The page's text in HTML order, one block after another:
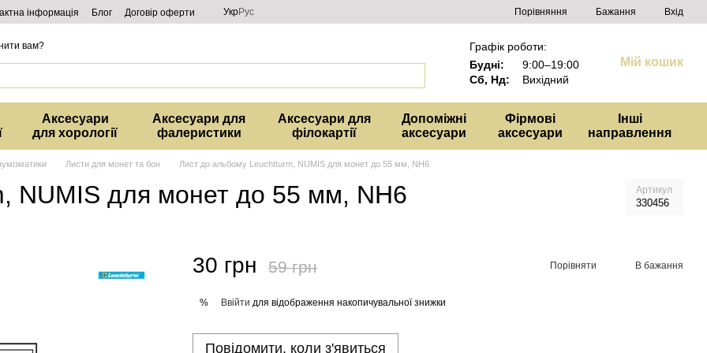
інформація Блог Договір оферти УкрРус Порівняння Бажання Вхід
вам?
Графік роботи:
Будні:
9:00–19:00
Сб, Нд:
Вихідний
Мій кошик
Аксесуари
для хорології
Аксесуари для
фалеристики
Аксесуари для
філокартії
Допоміжні
аксесуари
Фірмові
аксесуари
Інші
направлення
Листи для монет та бон Лист до альбому Leuchtturm, NUMIS для монет до 55 мм, NH6
NUMIS для монет до 55 мм, NH6 Артикул
330456
30 грн 59 грн Порівняти В бажання
% Ввійти для відображення накопичувальної знижки
Повідомити, коли з'явиться